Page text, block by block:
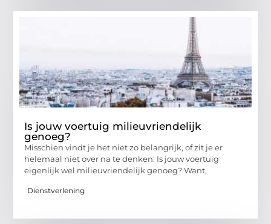
Is jouw voertuig milieuvriendelijk
genoeg?
Misschien vindt je het niet zo belangrijk, of zit je er
helemaal niet over na te denken: Is jouw voertuig
eigenlijk wel milieuvriendelijk genoeg? Want,
Dienstverlening